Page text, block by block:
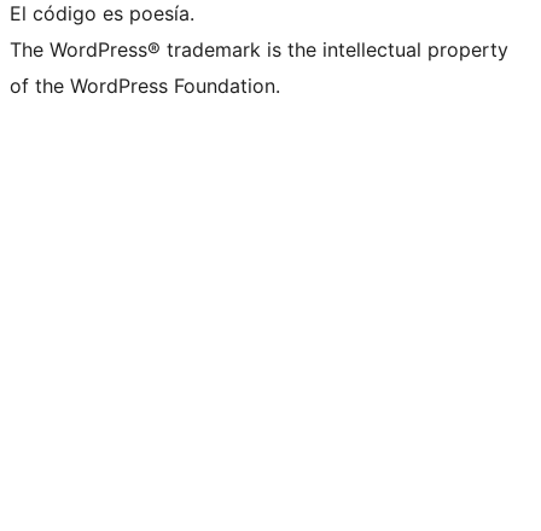
El código es poesía.
The WordPress® trademark is the intellectual property
of the WordPress Foundation.